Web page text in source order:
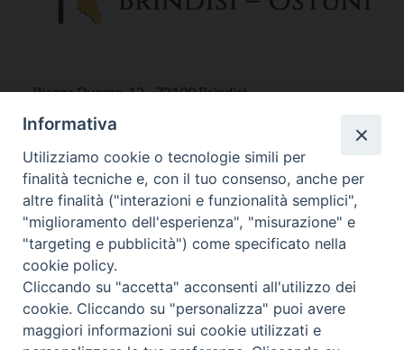
Piazza Duomo, 12 - 72100 Brindisi
Tel 0831.521958
Fax 0831.528315
Orari Curia
Mar. / Mer. / Giov. ore 9 - 13
nei mesi estivi solo Martedì ore 9 - 13
WebMail
Informativa
Utilizziamo cookie o tecnologie simili per
finalità tecniche e, con il tuo consenso, anche per
altre finalità ("interazioni e funzionalità semplici",
"miglioramento dell'esperienza", "misurazione" e
"targeting e pubblicità") come specificato nella
cookie policy.
Cliccando su "accetta" acconsenti all'utilizzo dei
cookie. Cliccando su "personalizza" puoi avere
maggiori informazioni sui cookie utilizzati e